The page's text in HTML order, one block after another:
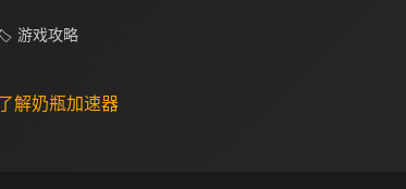
游戏攻略
解奶瓶加速器